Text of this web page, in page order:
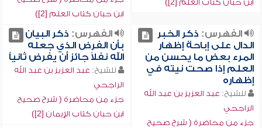
ابن حبان كتاب العلم [2])
ابن حبان كتاب العلم [2])
الفهرس: ذكر الخبر
الدال على إباحة إظهار
المرء بعض ما يحسن من
العلم إذا صحت نيته في
إظهاره
للشيخ: عبد العزيز بن عبد الله
الراجحي
جزء من محاضرة ( شرح صحيح
الفهرس: ذكر البيان
بأن الفرض الذي جعله
الله نفلاً جائز أن يفرض ثانياً
للشيخ: عبد العزيز بن عبد الله
الراجحي
جزء من محاضرة ( شرح صحيح
ابن حبان كتاب الإيمان [2])